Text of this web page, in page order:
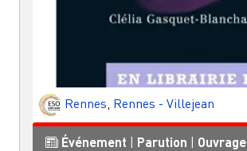
Rennes, Rennes - Villejean
Événement Parution Ouvrage